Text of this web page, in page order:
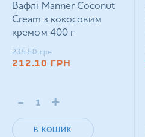
Вафлі Manner Coconut
Cream з кокосовим
кремом 400 г
235.50 грн
212.10 ГРН
- +
В КОШИК